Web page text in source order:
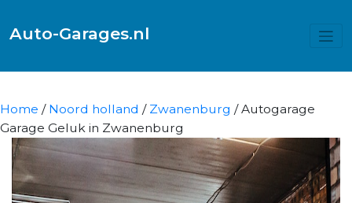
Auto-Garages.nl
Home / Noord holland / Zwanenburg / Autogarage
Garage Geluk in Zwanenburg